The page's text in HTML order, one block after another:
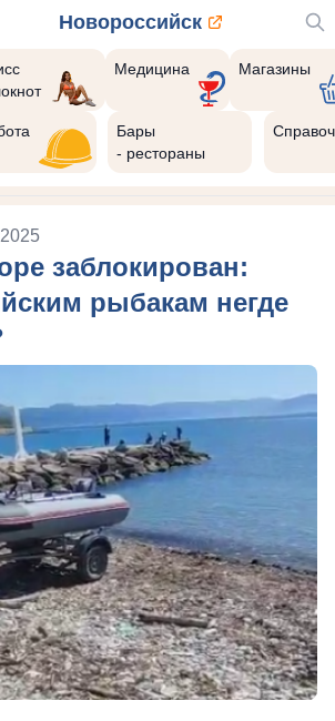
Новороссийск
Медицина Магазины
Бары
- рестораны
заблокирован:
рыбакам негде